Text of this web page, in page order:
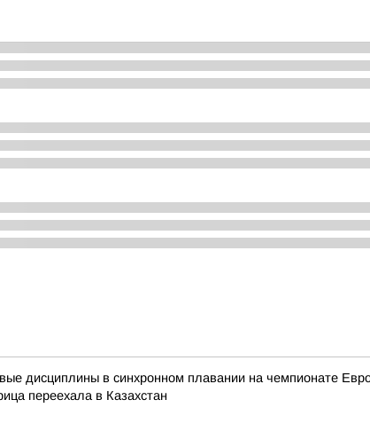
дисциплины в синхронном плавании на чемпионате
переехала в Казахстан